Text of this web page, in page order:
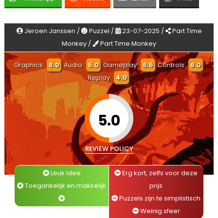
Jeroen Janssen / Puzzel / 23-07-2025 /
Part Time
Monkey /
Part Time Monkey
Graphics: 6.0 Audio: 5.0 Gameplay: 6.5 Controls: 6.0
Replay: 4.0
5.0
REVIEW POLICY
Leuk idee
Toegankelijk en makkelijk
Erg kort, zelfs voor deze
prijs
Puzzels zijn te simplistisch
Weinig sfeer